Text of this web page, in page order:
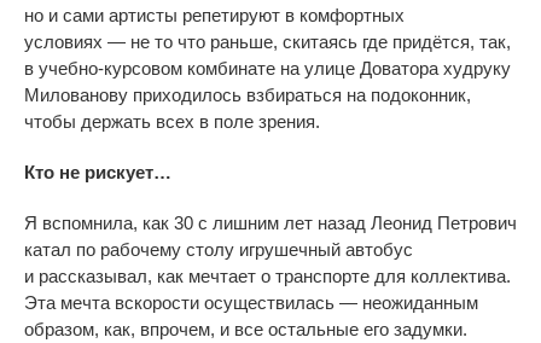
но и сами артисты репетируют в комфортных
условиях — не то что раньше, скитаясь где придётся, так,
в учебно-курсовом комбинате на улице Доватора худруку
Милованову приходилось взбираться на подоконник,
чтобы держать всех в поле зрения.
Кто не рискует…
Я вспомнила, как 30 с лишним лет назад Леонид Петрович
катал по рабочему столу игрушечный автобус
и рассказывал, как мечтает о транспорте для коллектива.
Эта мечта вскорости осуществилась — неожиданным
образом, как, впрочем, и все остальные его задумки.